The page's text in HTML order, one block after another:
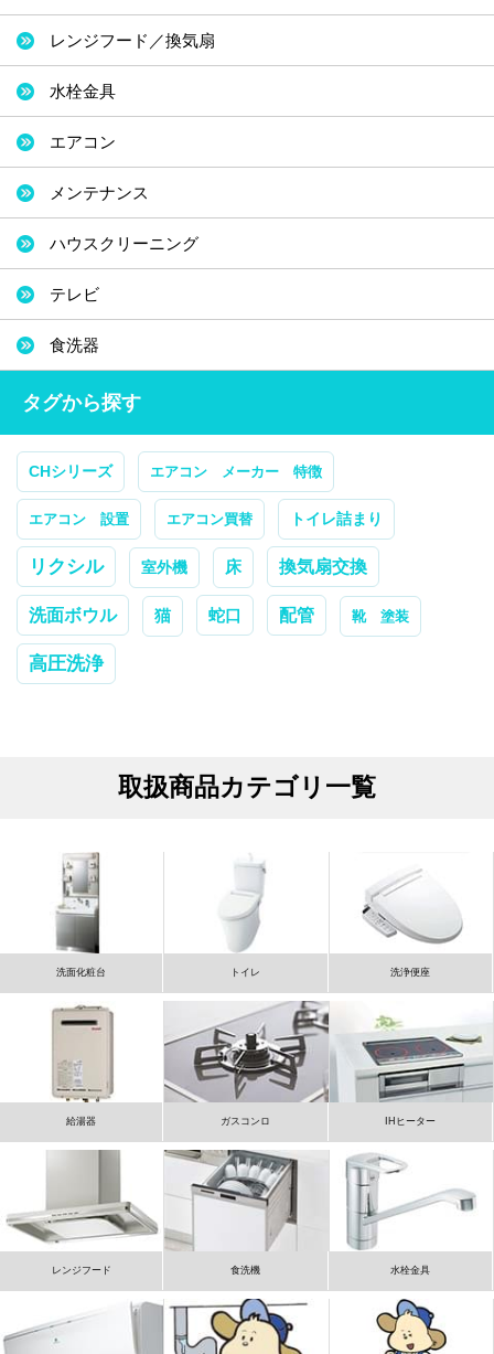
レンジフード／換気扇
水栓金具
エアコン
メンテナンス
ハウスクリーニング
テレビ
食洗器
タグから探す
CHシリーズ エアコン メーカー 特徴
エアコン 設置 エアコン買替 トイレ詰まり
リクシル 室外機 床 換気扇交換
洗面ボウル 猫 蛇口 配管 靴 塗装
高圧洗浄
取扱商品カテゴリ一覧
洗面化粧台 トイレ 洗浄便座
給湯器 ガスコンロ IHヒーター
レンジフード 食洗機 水栓金具